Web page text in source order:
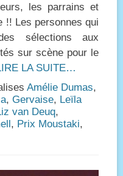
les parrains et
!! Les personnes qui
sélections aux
sur scène pour le
LA SUITE…
Amélie Dumas,
, Gervaise, Leïla
van Deuq,
, Prix Moustaki,